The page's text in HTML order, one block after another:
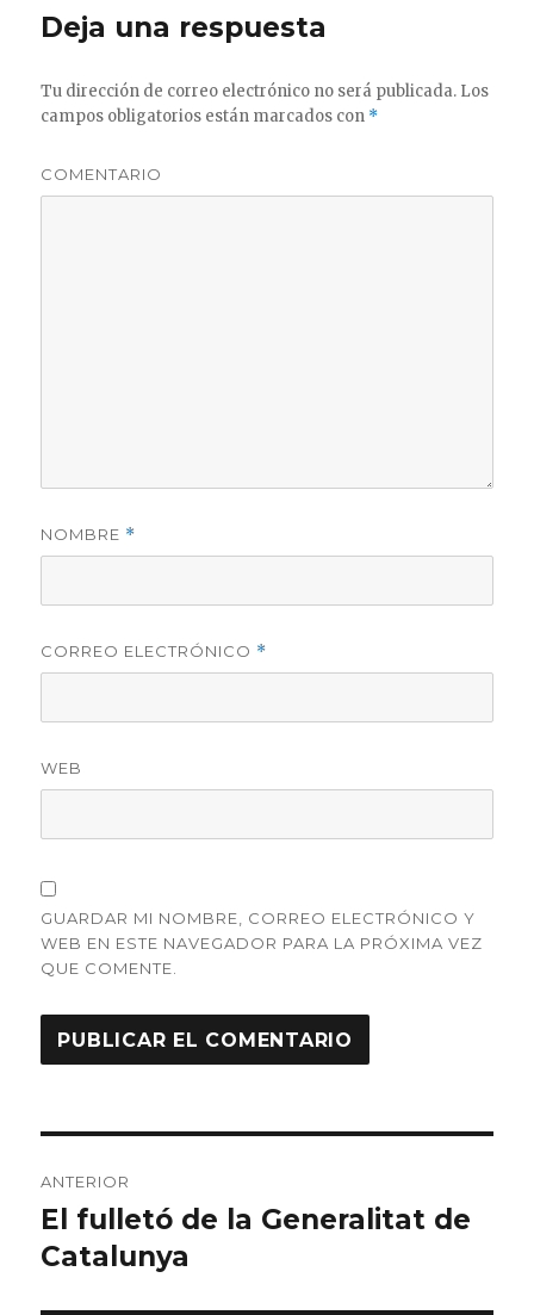
Deja una respuesta
Tu dirección de correo electrónico no será publicada. Los
campos obligatorios están marcados con *
COMENTARIO
NOMBRE *
CORREO ELECTRÓNICO *
WEB
GUARDAR MI NOMBRE, CORREO ELECTRÓNICO Y
WEB EN ESTE NAVEGADOR PARA LA PRÓXIMA VEZ
QUE COMENTE.
de
entradas
ANTERIOR
Entrada
anterior:
El fulletó de la Generalitat de
Catalunya